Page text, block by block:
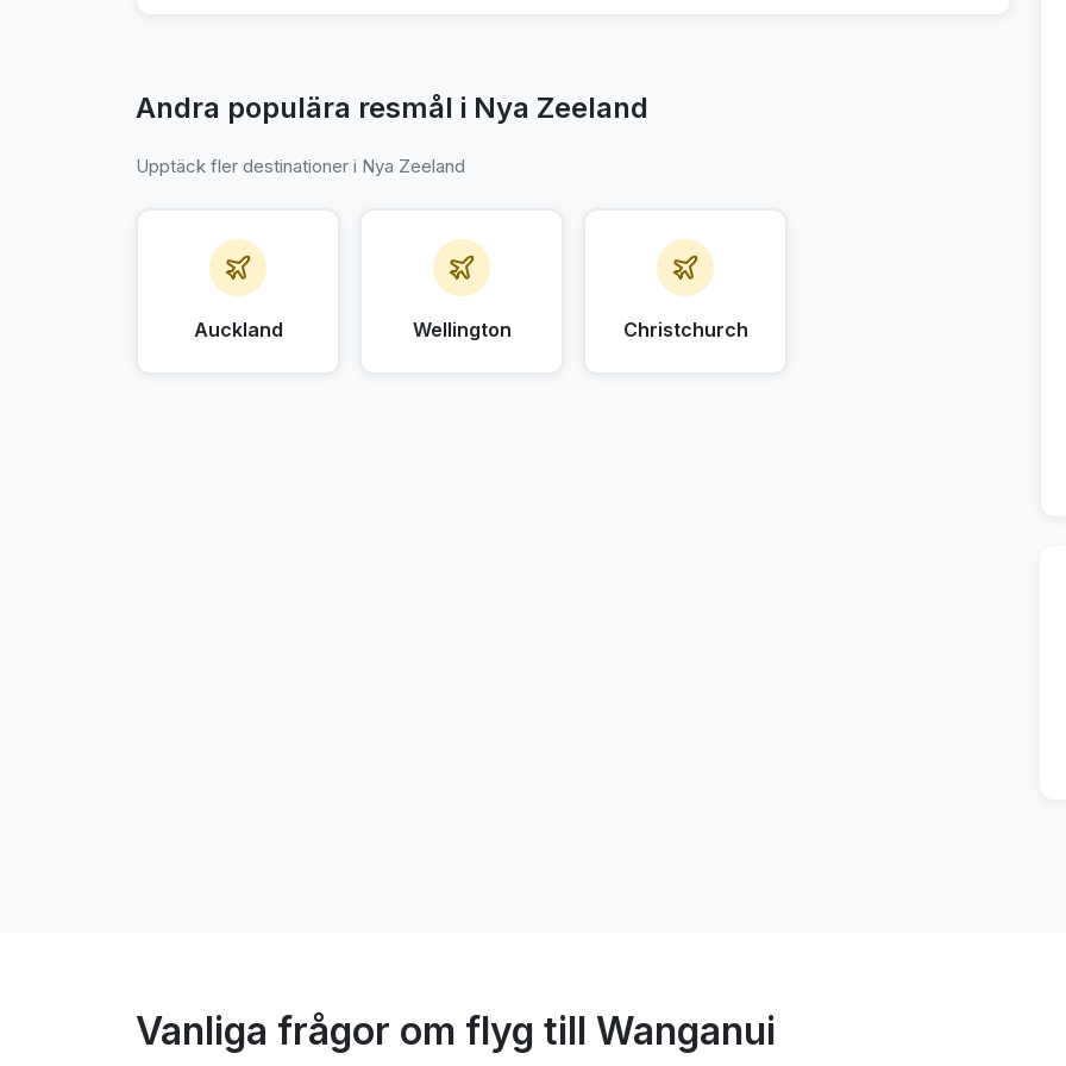
Andra populära resmål i Nya Zeeland
Upptäck fler destinationer i Nya Zeeland
Auckland Wellington Christchurch
Vanliga frågor om flyg till Wanganui